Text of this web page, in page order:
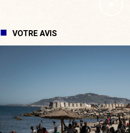
VOTRE AVIS